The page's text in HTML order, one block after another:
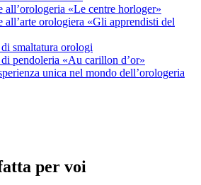
all’orologeria «Le centre horloger»
all’arte orologiera «Gli apprendisti del
smaltatura orologi
pendoleria «Au carillon d’or»
unica nel mondo dell’orologeria
per voi